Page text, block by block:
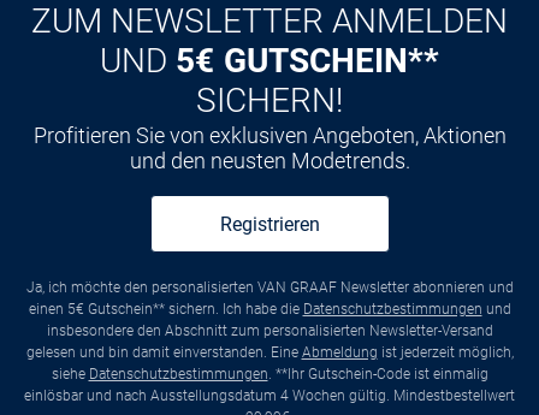
ZUM NEWSLETTER ANMELDEN
UND 5€ GUTSCHEIN**
SICHERN!
Profitieren Sie von exklusiven Angeboten, Aktionen
und den neusten Modetrends.
Registrieren
Ja, ich möchte den personalisierten VAN GRAAF Newsletter abonnieren und
einen 5€ Gutschein** sichern. Ich habe die Datenschutzbestimmungen und
insbesondere den Abschnitt zum personalisierten Newsletter-Versand
gelesen und bin damit einverstanden. Eine Abmeldung ist jederzeit möglich,
siehe Datenschutzbestimmungen. **Ihr Gutschein-Code ist einmalig
einlösbar und nach Ausstellungsdatum 4 Wochen gültig. Mindestbestellwert